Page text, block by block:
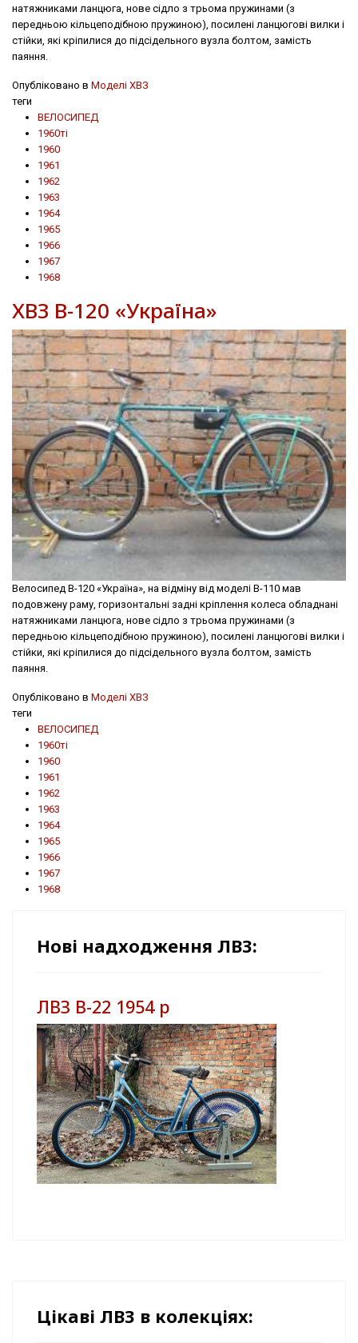
натяжниками ланцюга, нове сідло з трьома пружинами (з
передньою кільцеподібною пружиною), посилені ланцюгові вилки і
стійки, які кріпилися до підсідельного вузла болтом, замість
паяння.
Опубліковано в Моделі ХВЗ
теги
ВЕЛОСИПЕД
1960ті
1960
1961
1962
1963
1964
1965
1966
1967
1968
ХВЗ В-120 «Україна»
Велосипед В-120 «Україна», на відміну від моделі В-110 мав
подовжену раму, горизонтальні задні крiплення колеса обладнані
натяжниками ланцюга, нове сідло з трьома пружинами (з
передньою кільцеподібною пружиною), посилені ланцюгові вилки і
стійки, які кріпилися до підсідельного вузла болтом, замість
паяння.
Опубліковано в Моделі ХВЗ
теги
ВЕЛОСИПЕД
1960ті
1960
1961
1962
1963
1964
1965
1966
1967
1968
Нові надходження ЛВЗ:
ЛВЗ В-22 1954 р
Цікаві ЛВЗ в колекціях: